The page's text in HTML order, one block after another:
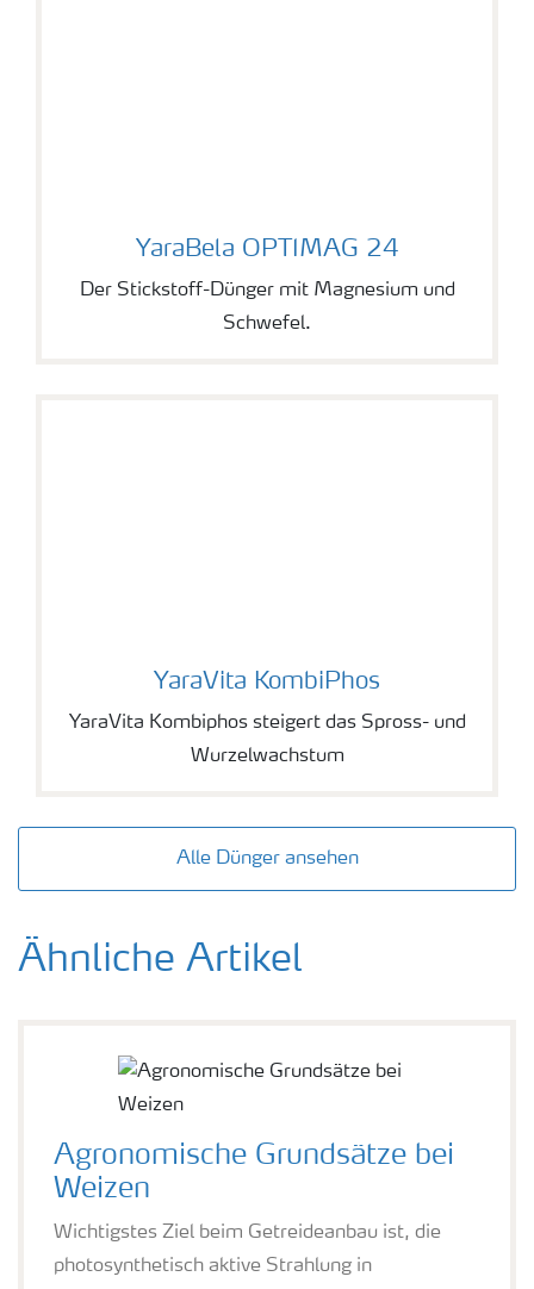
YaraBela OPTIMAG 24
YaraBela OPTIMAG 24
Der Stickstoff-Dünger mit Magnesium und
Schwefel.
YaraVita KombiPhos
YaraVita KombiPhos
YaraVita Kombiphos steigert das Spross- und
Wurzelwachstum
Alle Dünger ansehen
Ähnliche Artikel
Agronomische Grundsätze bei
Weizen
Wichtigstes Ziel beim Getreideanbau ist, die
photosynthetisch aktive Strahlung in